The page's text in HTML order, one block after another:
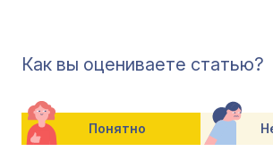
Как вы оцениваете статью?
Понятно